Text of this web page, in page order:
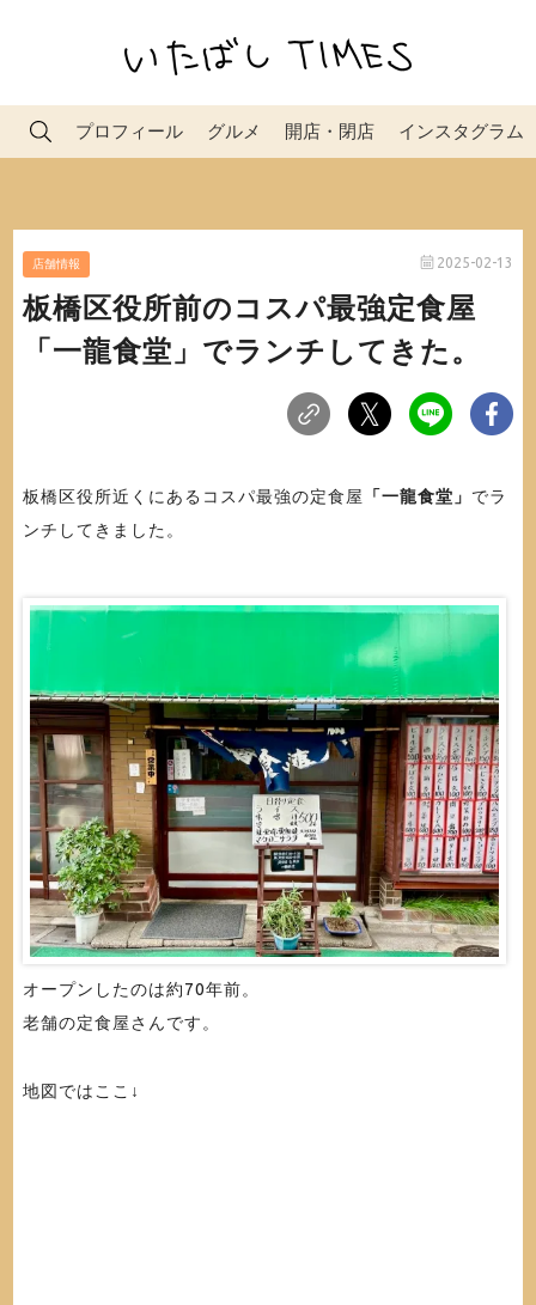
プロフィール グルメ 開店・閉店 インスタグラム
店舗情報 2025-02-13
板橋区役所前のコスパ最強定食屋
「一龍食堂」でランチしてきた。
板橋区役所近くにあるコスパ最強の定食屋 「一龍食堂」 でラ
ンチしてきました。
オープンしたのは約70年前。
老舗の定食屋さんです。
地図ではここ↓